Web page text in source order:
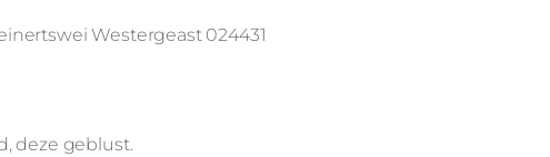
Westergeast 024431
deze geblust.